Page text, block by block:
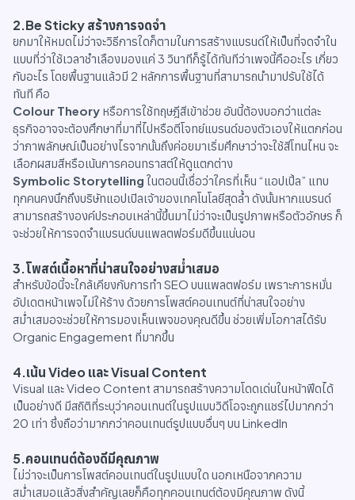
2.Be Sticky สร้างการจดจำ
ยกมาให้หมดไม่ว่าจะวิธีการใดก็ตามในการสร้างแบรนด์ให้เป็นที่จดจำใน
แบบที่ว่าใช้เวลาชำเลืองมองแค่ 3 วินาทีก็รู้ได้ทันทีว่าเพจนี้คืออะไร เกี่ยว
กับอะไร โดยพื้นฐานแล้วมี 2 หลักการพื้นฐานที่สามารถนำมาปรับใช้ได้
ทันที คือ
Colour Theory หรือการใช้ทฤษฎีสีเข้าช่วย อันนี้ต้องบอกว่าแต่ละ
ธุรกิจอาจจะต้องศึกษาที่มาที่ไปหรือตีโจทย์แบรนด์ของตัวเองให้แตกก่อน
ว่าภาพลักษณ์เป็นอย่างไรจากนั้นถึงค่อยมาเริ่มศึกษาว่าจะใช้สีโทนไหน จะ
เลือกผสมสีหรือเน้นการคอนทราสต์ให้ดูแตกต่าง
Symbolic Storytelling ในตอนนี้เชื่อว่าใครที่เห็น “แอปเปิ้ล” แทบ
ทุกคนคงนึกถึงบริษัทแอปเปิลเจ้าของเทคโนโลยีสุดล้ำ ดังนั้นหากแบรนด์
สามารถสร้างองค์ประกอบเหล่านี้ขึ้นมาไม่ว่าจะเป็นรูปภาพหรือตัวอักษร ก็
จะช่วยให้การจดจำแบรนด์บนแพลตฟอร์มดีขึ้นแน่นอน
3.โพสต์เนื้อหาที่น่าสนใจอย่างสม่ำเสมอ
สำหรับข้อนี้จะใกล้เคียงกับการทำ SEO บนแพลตฟอร์ม เพราะการหมั่น
อัปเดตหน้าเพจไม่ให้ร้าง ด้วยการโพสต์คอนเทนต์ที่น่าสนใจอย่าง
สม่ำเสมอจะช่วยให้การมองเห็นเพจของคุณดีขึ้น ช่วยเพิ่มโอกาสได้รับ
Organic Engagement ที่มากขึ้น
4.เน้น Video และ Visual Content
Visual และ Video Content สามารถสร้างความโดดเด่นในหน้าฟีดได้
เป็นอย่างดี มีสถิติที่ระบุว่าคอนเทนต์ในรูปแบบวิดีโอจะถูกแชร์ไปมากกว่า
20 เท่า ซึ่งถือว่ามากกว่าคอนเทนต์รูปแบบอื่นๆ บน LinkedIn
5.คอนเทนต์ต้องดีมีคุณภาพ
ไม่ว่าจะเป็นการโพสต์คอนเทนต์ในรูปแบบใด นอกเหนือจากความ
สม่ำเสมอแล้วสิ่งสำคัญเลยก็คือทุกคอนเทนต์ต้องมีคุณภาพ ดังนี้